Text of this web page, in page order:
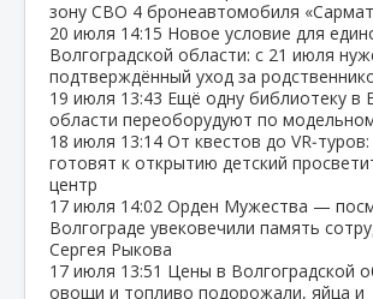
зону СВО 4 бронеавтомобиля
20 июля 14:15 Новое условие для
Волгоградской области: с 21 июля
подтверждённый уход за
19 июля 13:43 Ещё одну библиотеку в
области переоборудуют по
18 июля 13:14 От квестов до
готовят к открытию детский
центр
17 июля 14:02 Орден Мужества —
Волгограде увековечили память
Сергея Рыкова
17 июля 13:51 Цены в Волгоградской
овощи и топливо подорожали, яйца и